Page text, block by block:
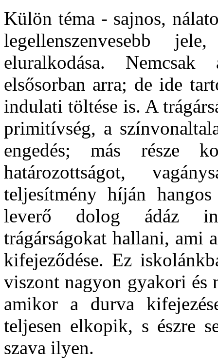
Külön téma - sajnos,
legellenszenvesebb
eluralkodása.
elsősorban arra; de ide
indulati töltése is. A
primitívség, a
engedés; más része
határozottságot,
teljesítmény híján hangos
leverő dolog ádáz
trágárságokat hallani, ami
kifejeződése. Ez
viszont nagyon gyakori és
amikor a durva
teljesen elkopik, s észre
szava ilyen.